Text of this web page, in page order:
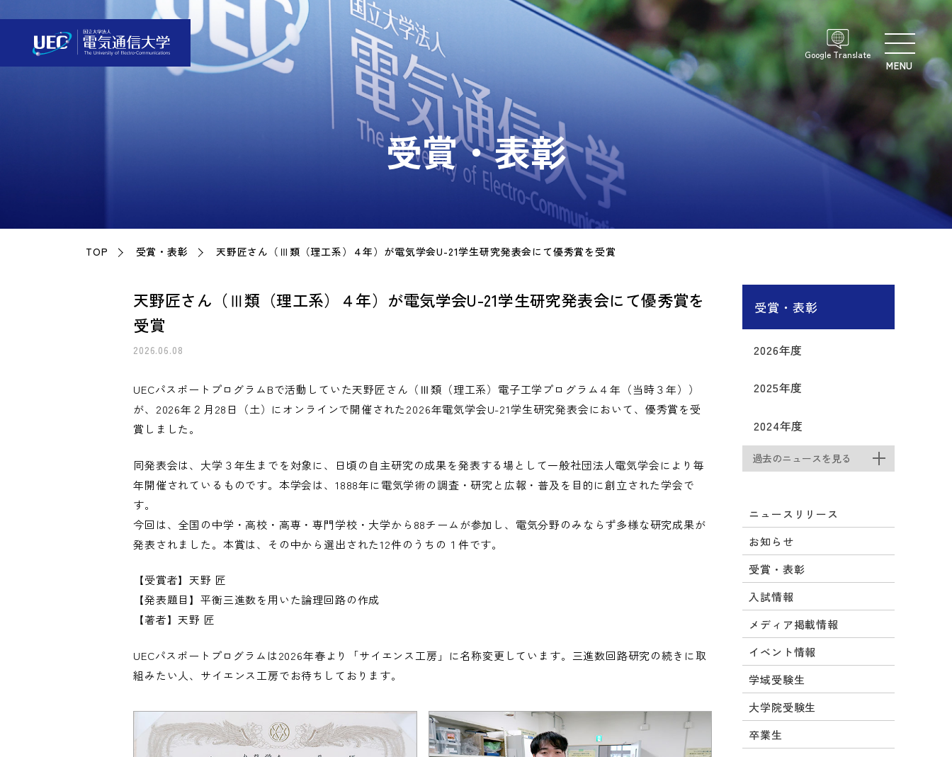
Google Translate
MENU
受賞・表彰
TOP 受賞・表彰 天野匠さん（Ⅲ類（理工系）４年）が電気学会U-21学生研究発表会にて優秀賞を受賞
天野匠さん（Ⅲ類（理工系）４年）が電気学会U-21学生研究発表会にて優秀賞を
受賞
2026.06.08
UECパスポートプログラムBで活動していた天野匠さん（Ⅲ類（理工系）電子工学プログラム４年（当時３年））
が、2026年２月28日（土）にオンラインで開催された2026年電気学会U-21学生研究発表会において、優秀賞を受
賞しました。
同発表会は、大学３年生までを対象に、日頃の自主研究の成果を発表する場として一般社団法人電気学会により毎
年開催されているものです。本学会は、1888年に電気学術の調査・研究と広報・普及を目的に創立された学会で
す。
今回は、全国の中学・高校・高専・専門学校・大学から88チームが参加し、電気分野のみならず多様な研究成果が
発表されました。本賞は、その中から選出された12件のうちの１件です。
【受賞者】天野 匠
【発表題目】平衡三進数を用いた論理回路の作成
【著者】天野 匠
UECパスポートプログラムは2026年春より「サイエンス工房」に名称変更しています。三進数回路研究の続きに取
組みたい人、サイエンス工房でお待ちしております。
受賞・表彰
2026年度
2025年度
2024年度
過去のニュースを見る
ニュースリリース
お知らせ
受賞・表彰
入試情報
メディア掲載情報
イベント情報
学域受験生
大学院受験生
卒業生